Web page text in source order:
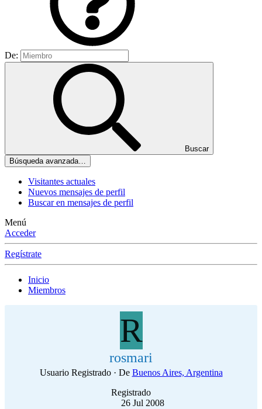
De:
Buscar
Búsqueda avanzada…
Visitantes actuales
Nuevos mensajes de perfil
Buscar en mensajes de perfil
Menú
Acceder
Regístrate
Inicio
Miembros
R
rosmari
Usuario Registrado · De Buenos Aires, Argentina
Registrado
26 Jul 2008